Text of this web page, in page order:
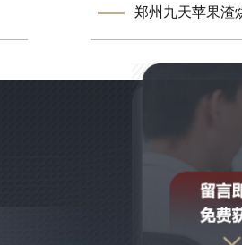
郑州九天苹果渣